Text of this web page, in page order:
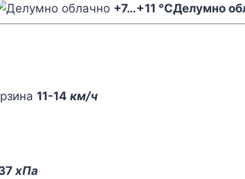
+7…+11 °CДелумно
11-14 км/ч
хПа